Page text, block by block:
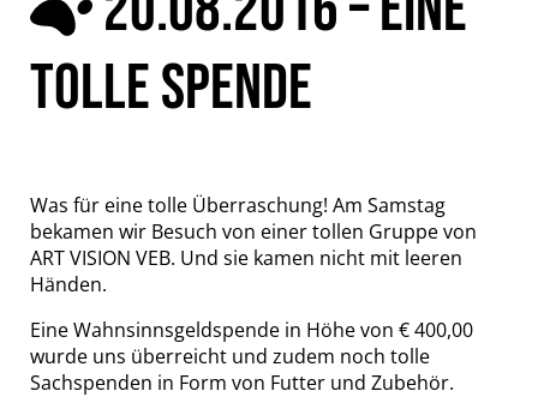
TOLLE SPENDE
Was für eine tolle Überraschung! Am Samstag
bekamen wir Besuch von einer tollen Gruppe von
ART VISION VEB. Und sie kamen nicht mit leeren
Händen.
Eine Wahnsinnsgeldspende in Höhe von € 400,00
wurde uns überreicht und zudem noch tolle
Sachspenden in Form von Futter und Zubehör.